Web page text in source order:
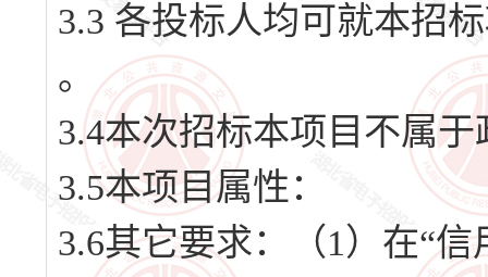
3.3 各投标人均可就本招
。
3.4本次招标本项目不属
3.5本项目属性：
3.6其它要求：（1）在“信